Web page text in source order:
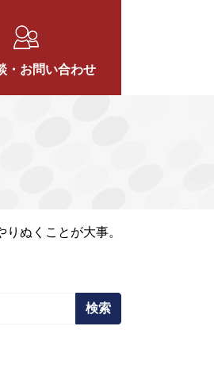
・お問い合わせ
りぬくことが大事。